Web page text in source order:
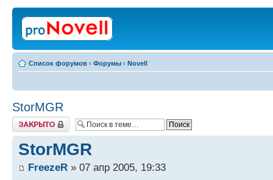
Список форумов ‹ Форумы ‹ Novell
StorMGR
Закрыто
StorMGR
FreezeR » 07 апр 2005, 19:33